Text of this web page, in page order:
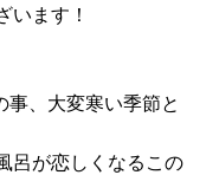
います！
、大変寒い季節と
呂が恋しくなるこの